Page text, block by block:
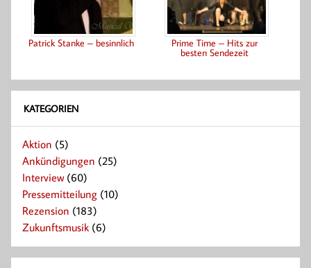
Patrick Stanke – besinnlich Prime Time – Hits zur
besten Sendezeit
KATEGORIEN
Aktion (5)
Ankündigungen (25)
Interview(60)
Pressemitteilung (10)
Rezension (183)
Zukunftsmusik (6)